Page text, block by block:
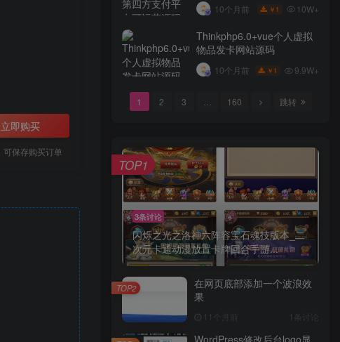
立即购买
保存购买订单
10个月前 ￥ 1 10W+
Thinkphp6.0+vue个人虚拟
物品发卡网站源码
10个月前 ￥ 1 9.9W+
1 2 3 … 160 跳转
3条讨论
闪烁之光之洛神六阵容宝石魂技版本_二
次元卡通动漫放置卡牌回合手游...
TOP1
在网页底部添加一个波浪效
果
11个月前 1条讨论
TOP2